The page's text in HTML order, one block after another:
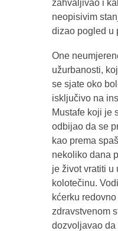
zahvaljivao i
neopisivim
dizao pogled u
One
užurbanosti,
se sjate oko
isključivo na
Mustafe koji je
odbijao da se
kao prema
nekoliko dana
je život vratiti u
kolotečinu.
kćerku
zdravstvenom
dozvoljavao da